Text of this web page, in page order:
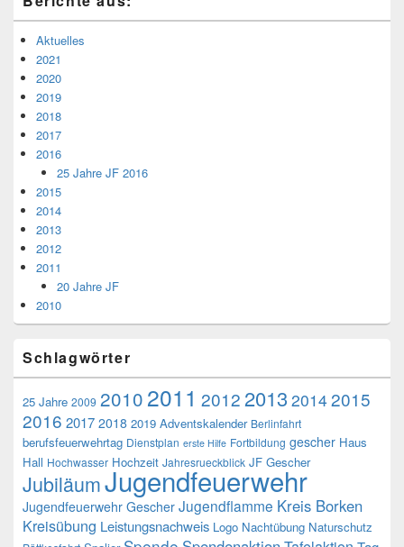
Aktuelles
2021
2020
2019
2018
2017
2016
25 Jahre JF 2016
2015
2014
2013
2012
2011
20 Jahre JF
2010
Schlagwörter
25 Jahre 2009 2010 2011 20122013 20142015
2016 2017 2018 2019 Adventskalender Berlinfahrt
berufsfeuerwehrtag Dienstplan erste Hilfe Fortbildung gescher Haus
Hall Hochwasser Hochzeit Jahresrueckblick JF Gescher
JubiläumJugendfeuerwehr
Jugendfeuerwehr Gescher Jugendflamme Kreis Borken
Kreisübung Leistungsnachweis Logo Nachtübung Naturschutz